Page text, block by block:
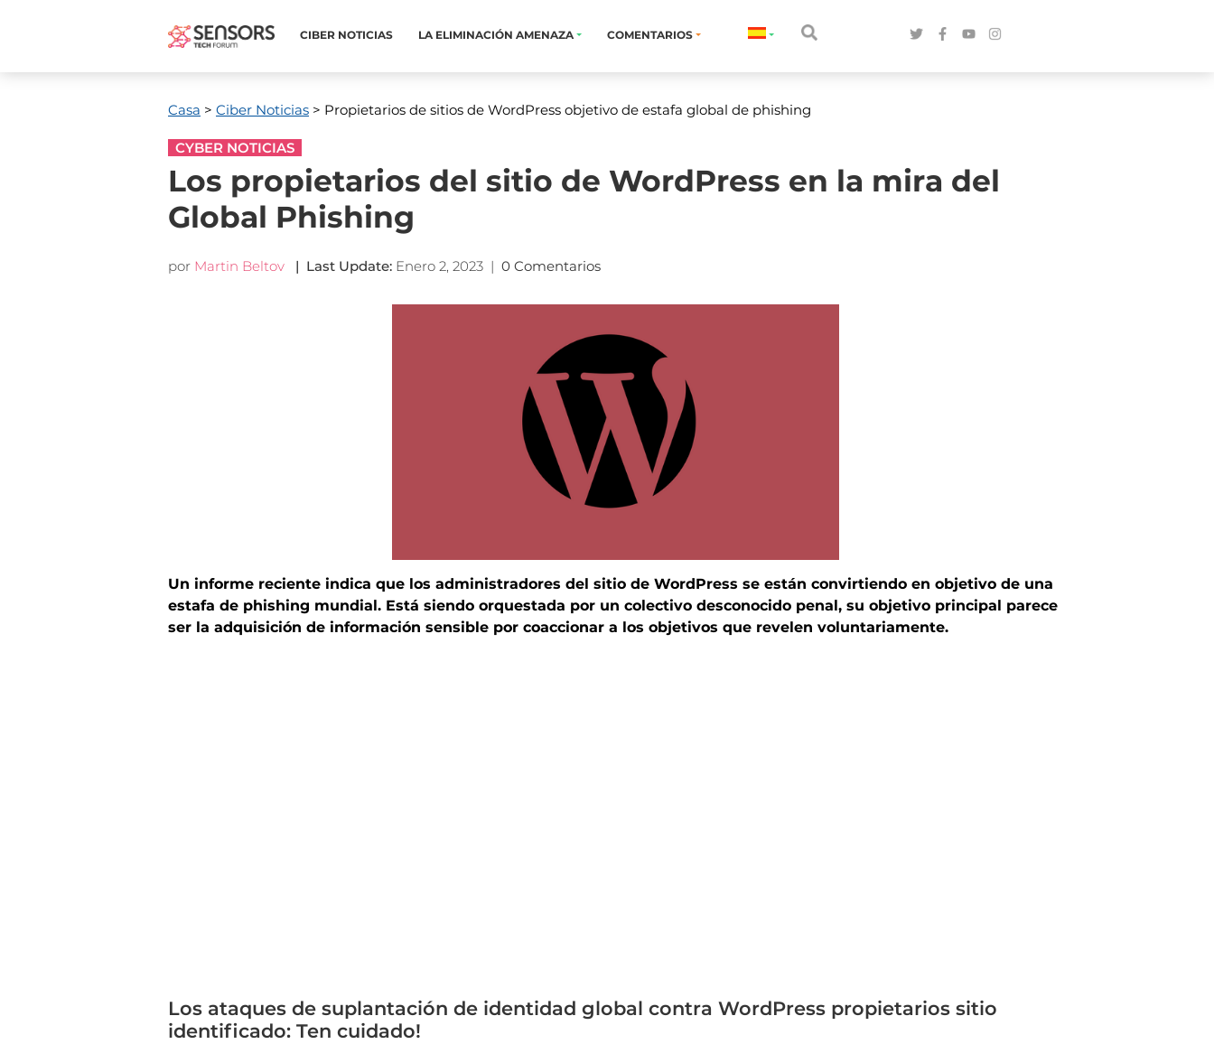
CIBER NOTICIAS LA ELIMINACIÓN AMENAZA COMENTARIOS
Casa > Ciber Noticias > Propietarios de sitios de WordPress objetivo de estafa global de phishing
CYBER NOTICIAS
Los propietarios del sitio de WordPress en la mira del
Global Phishing
por Martin Beltov | Last Update: Enero 2, 2023 | 0 Comentarios
Un informe reciente indica que los administradores del sitio de WordPress se están convirtiendo en objetivo de una
estafa de phishing mundial. Está siendo orquestada por un colectivo desconocido penal, su objetivo principal parece
ser la adquisición de información sensible por coaccionar a los objetivos que revelen voluntariamente.
Los ataques de suplantación de identidad global contra WordPress propietarios sitio
identificado: Ten cuidado!